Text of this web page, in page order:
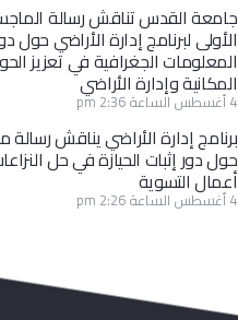
جامعة القدس تناقش رسالة
الأولى لبرنامج إدارة الأراضي حول
المعلومات الجغرافية في تعزيز
المكانية وإدارة الأراضي
4 أغسطس الساعة 2:36 pm
برنامج إدارة الأراضي يناقش رسالة
حول دور إثبات الحيازة في حل
أعمال التسوية
4 أغسطس الساعة 2:26 pm